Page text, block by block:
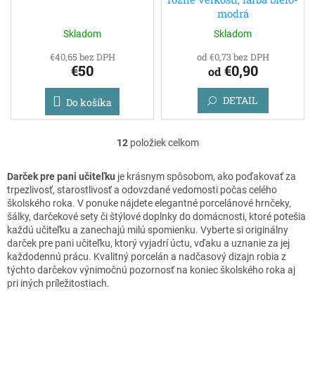
Skladom
€40,65 bez DPH
€50
Do košíka
modrá
Skladom
od €0,73 bez DPH
od€0,90
DETAIL
O
l
á
d
a
c
i
e
p
12položiek celkom
Darček pre pani učiteľku je krásnym spôsobom, ako poďakovať za
trpezlivosť, starostlivosť a odovzdané vedomosti počas celého
školského roka. V ponuke nájdete elegantné porcelánové hrnčeky,
šálky, darčekové sety či štýlové doplnky do domácnosti, ktoré potešia
každú učiteľku a zanechajú milú spomienku. Vyberte si originálny
darček pre pani učiteľku, ktorý vyjadrí úctu, vďaku a uznanie za jej
každodennú prácu. Kvalitný porcelán a nadčasový dizajn robia z
týchto darčekov výnimočnú pozornosť na koniec školského roka aj
pri iných príležitostiach.